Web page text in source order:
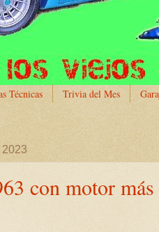
Técnicas Trivia del Mes
2023
con motor